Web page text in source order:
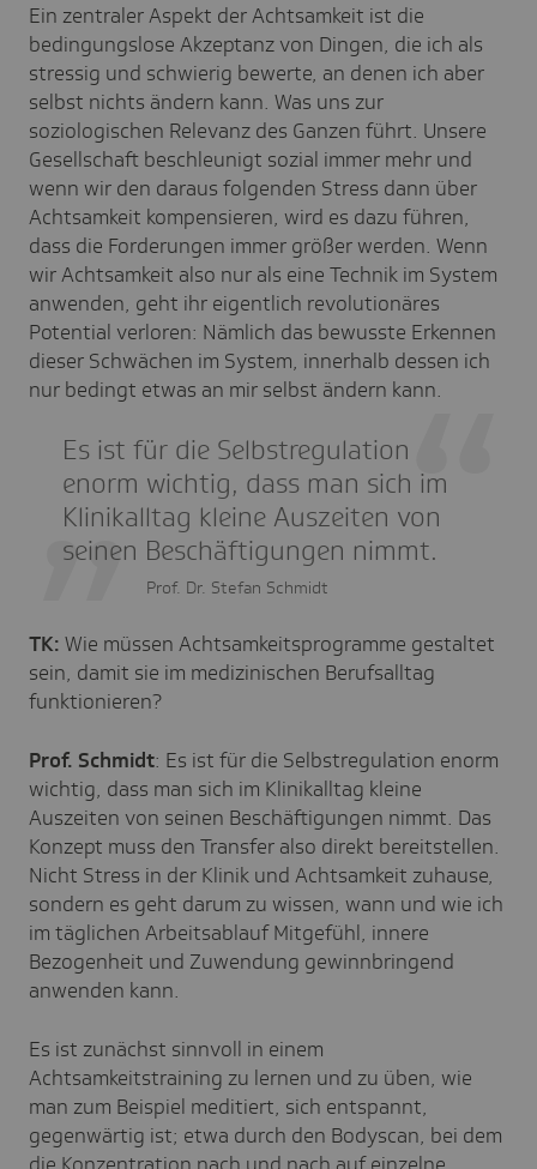
Ein zentraler Aspekt der Achtsamkeit ist die
bedingungslose Akzeptanz von Dingen, die ich als
stressig und schwierig bewerte, an denen ich aber
selbst nichts ändern kann. Was uns zur
soziologischen Relevanz des Ganzen führt. Unsere
Gesellschaft beschleunigt sozial immer mehr und
wenn wir den daraus folgenden Stress dann über
Achtsamkeit kompensieren, wird es dazu führen,
dass die Forderungen immer größer werden. Wenn
wir Achtsamkeit also nur als eine Technik im System
anwenden, geht ihr eigentlich revolutionäres
Potential verloren: Nämlich das bewusste Erkennen
dieser Schwächen im System, innerhalb dessen ich
nur bedingt etwas an mir selbst ändern kann.
Es ist für die Selbstregulation
enorm wichtig, dass man sich im
Klinikalltag kleine Auszeiten von
seinen Beschäftigungen nimmt.
Prof. Dr. Stefan Schmidt
TK: Wie müssen Achtsamkeitsprogramme gestaltet
sein, damit sie im medizinischen Berufsalltag
funktionieren?
Prof. Schmidt: Es ist für die Selbstregulation enorm
wichtig, dass man sich im Klinikalltag kleine
Auszeiten von seinen Beschäftigungen nimmt. Das
Konzept muss den Transfer also direkt bereitstellen.
Nicht Stress in der Klinik und Achtsamkeit zuhause,
sondern es geht darum zu wissen, wann und wie ich
im täglichen Arbeitsablauf Mitgefühl, innere
Bezogenheit und Zuwendung gewinnbringend
anwenden kann.
Es ist zunächst sinnvoll in einem
Achtsamkeitstraining zu lernen und zu üben, wie
man zum Beispiel meditiert, sich entspannt,
gegenwärtig ist; etwa durch den Bodyscan, bei dem